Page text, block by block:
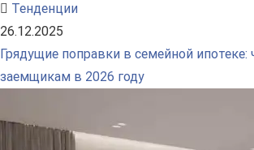
Тенденции
26.12.2025
Грядущие поправки в семейной ипотеке:
заемщикам в 2026 году